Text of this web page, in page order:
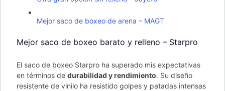
Mejor saco de boxeo de arena – MAGT
Mejor saco de boxeo barato y relleno – Starpro
El saco de boxeo Starpro ha superado mis expectativas
en términos de durabilidad y rendimiento. Su diseño
resistente de vinilo ha resistido golpes y patadas intensas